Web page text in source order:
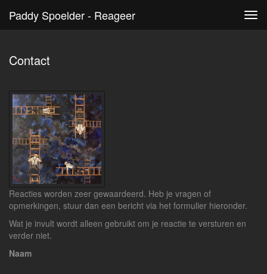
Paddy Spoelder - Reageer
Contact
Reacties worden zeer gewaardeerd. Heb je vragen of
opmerkingen, stuur dan een bericht via het formulier hieronder.
Wat je invult wordt alleen gebruikt om je reactie te versturen en
verder niet.
Naam